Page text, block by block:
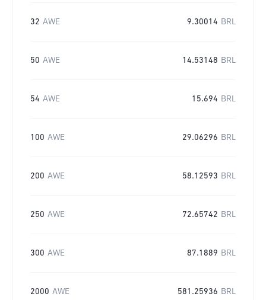
32 AWE 9.30014 BRL
50 AWE 14.53148 BRL
54 AWE 15.694 BRL
100 AWE 29.06296 BRL
200 AWE 58.12593 BRL
250 AWE 72.65742 BRL
300 AWE 87.1889 BRL
2000 AWE 581.25936 BRL